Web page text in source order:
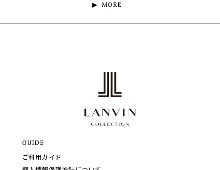
MORE
GUIDE
ご利用ガイド